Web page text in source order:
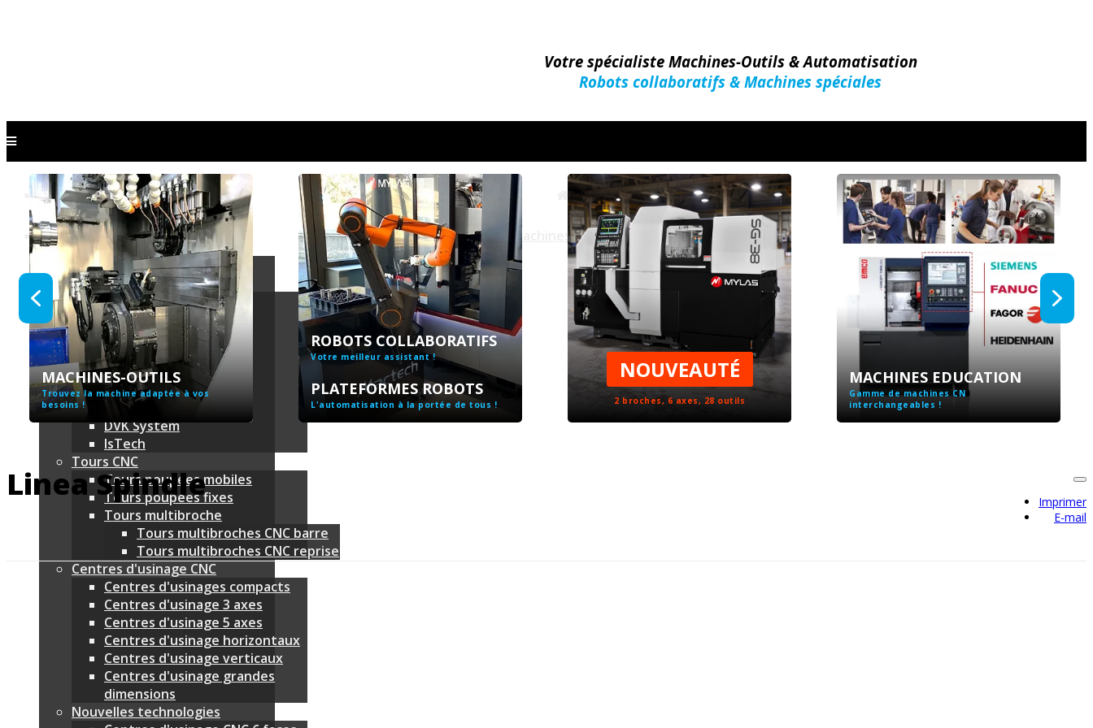
Votre spécialiste Machines-Outils & Automatisation
Robots collaboratifs & Machines spéciales
Machines-Outils
Nouveautés
MARQUES
Emco
Mylas
SALA & Linea Spindle
LK Machinery
Utimac
Shimada Kitako
QuickTech
DVK System
IsTech
Tours CNC
Tours poupées mobiles
Tours poupées fixes
Tours multibroche
Tours multibroches CNC barre
Tours multibroches CNC reprise
Centres d'usinage CNC
Centres d'usinages compacts
Centres d'usinage 3 axes
Centres d'usinage 5 axes
Centres d'usinage horizontaux
Centres d'usinage verticaux
Centres d'usinage grandes
dimensions
Nouvelles technologies
MACHINES-OUTILS
Trouvez la machine adaptée à vos
besoins !
ROBOTS COLLABORATIFS
Votre meilleur assistant !
PLATEFORMES ROBOTS
L'automatisation à la portée de tous !
NOUVEAUTÉ
2 broches, 6 axes, 28 outils
MACHINES EDUCATION
Gamme de machines CN
interchangeables !
Imprimer
E-mail
Linea Spindle